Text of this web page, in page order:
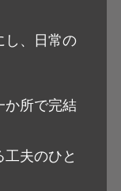
し、日常の
か所で完結
夫のひと